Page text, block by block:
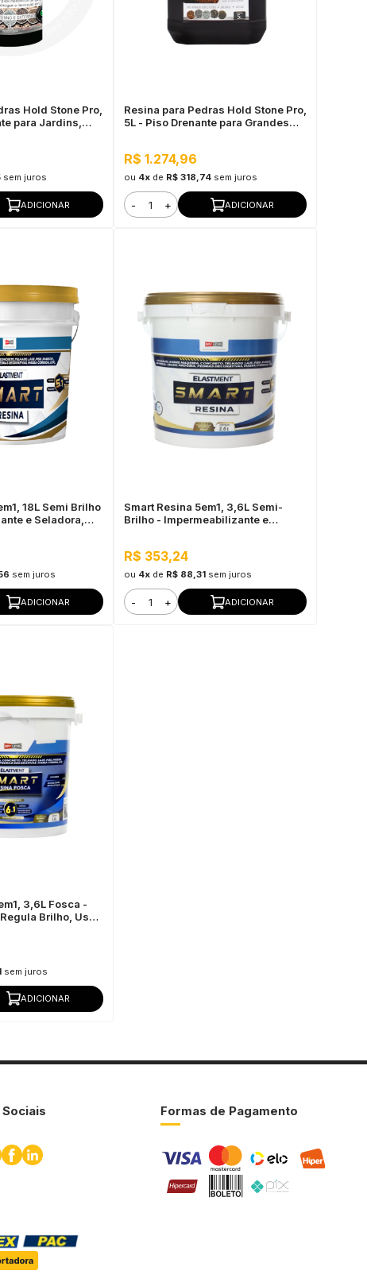
Hold Stone Pro,
para Jardins,
sem juros
ADICIONAR
Resina para Pedras Hold Stone Pro,
5L - Piso Drenante para Grandes
R$ 1.274,96
ou 4xde R$ 318,74 sem juros
- + ADICIONAR
18L Semi Brilho
e Seladora,
sem juros
ADICIONAR
Smart Resina 5em1, 3,6L Semi-
Brilho - Impermeabilizante e
R$ 353,24
ou 4xde R$ 88,31 sem juros
- + ADICIONAR
3,6L Fosca -
Brilho, Uso
sem juros
ADICIONAR
Formas de Pagamento